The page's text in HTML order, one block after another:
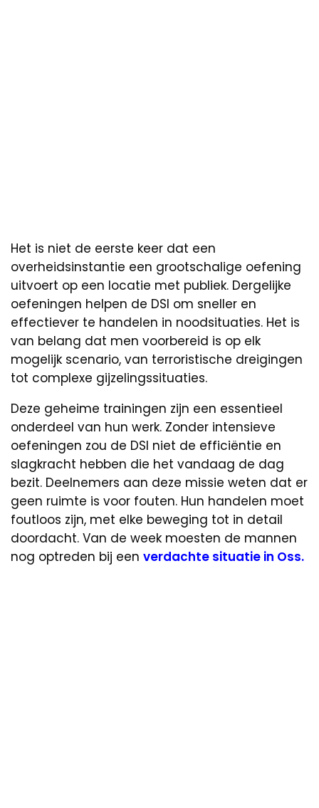
Het is niet de eerste keer dat een
overheidsinstantie een grootschalige oefening
uitvoert op een locatie met publiek. Dergelijke
oefeningen helpen de DSI om sneller en
effectiever te handelen in noodsituaties. Het is
van belang dat men voorbereid is op elk
mogelijk scenario, van terroristische dreigingen
tot complexe gijzelingssituaties.
Deze geheime trainingen zijn een essentieel
onderdeel van hun werk. Zonder intensieve
oefeningen zou de DSI niet de efficiëntie en
slagkracht hebben die het vandaag de dag
bezit. Deelnemers aan deze missie weten dat er
geen ruimte is voor fouten. Hun handelen moet
foutloos zijn, met elke beweging tot in detail
doordacht. Van de week moesten de mannen
nog optreden bij een verdachte situatie in Oss.